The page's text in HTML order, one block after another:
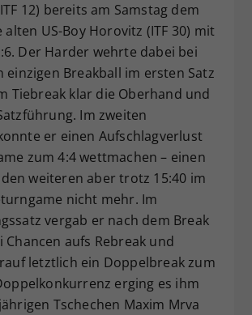
12) bereits am Samstag dem
alten US-Boy Horovitz (ITF 30) mit
Der Harder wehrte dabei bei
einzigen Breakball im ersten Satz
Tiebreak klar die Oberhand und
Im zweiten
er einen Aufschlagverlust
zum 4:4 wettmachen – einen
weiteren aber trotz 15:40 im
nicht mehr. Im
vergab er nach dem Break
Chancen aufs Rebreak und
letztlich ein Doppelbreak zum
erging es ihm
Tschechen Maxim Mrva